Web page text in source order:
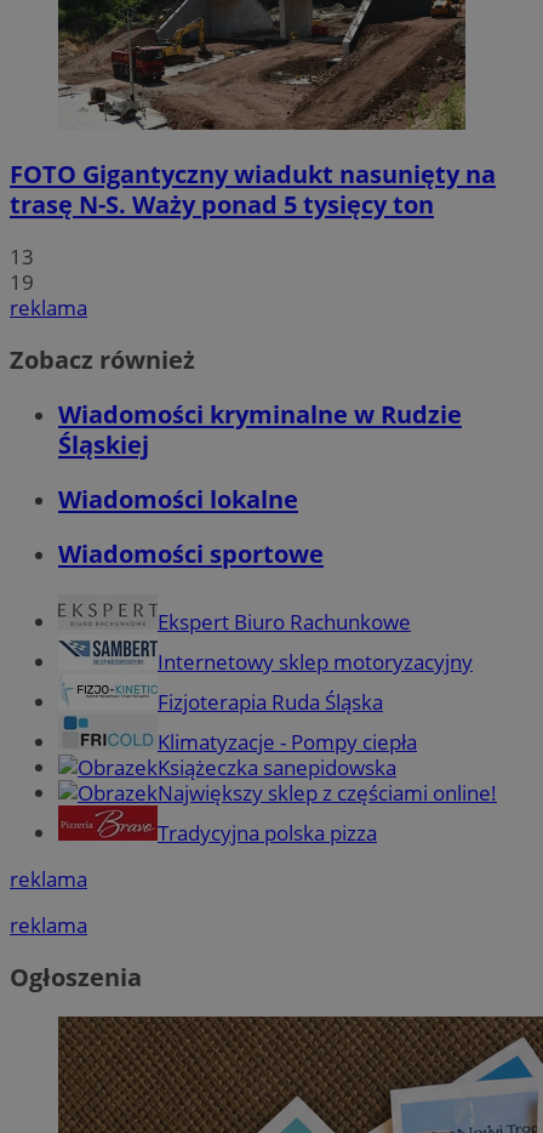
FOTO Gigantyczny wiadukt nasunięty na
trasę N-S. Waży ponad 5 tysięcy ton
13
19
reklama
Zobacz również
Wiadomości kryminalne w Rudzie
Śląskiej
Wiadomości lokalne
Wiadomości sportowe
Ekspert Biuro Rachunkowe
Internetowy sklep motoryzacyjny
Fizjoterapia Ruda Śląska
Klimatyzacje - Pompy ciepła
Książeczka sanepidowska
Największy sklep z częściami online!
Tradycyjna polska pizza
reklama
reklama
Ogłoszenia